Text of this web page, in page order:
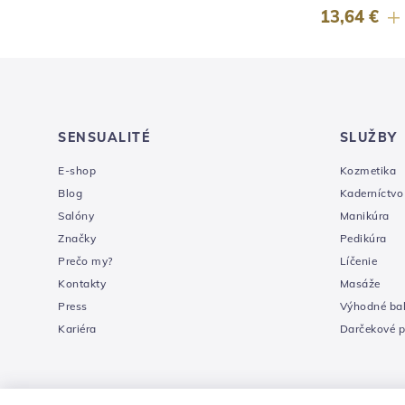
13,64 €
SENSUALITÉ
E-shop
Blog
Salóny
Značky
Prečo my?
Kontakty
Press
Kariéra
SLUŽBY
Kozmetika
Kaderníctvo
Manikúra
Pedikúra
Líčenie
Masáže
Výhodné
Darčekové